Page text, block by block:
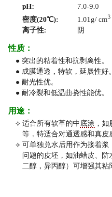
pH:
7.0-9.0
密度(20℃):
1.01g/ cm3
离子性: 阴
性质：
● 突出的粘着性和抗剥离性。
● 成膜通透，特软，延展性好。
● 耐光性优。
● 耐冷裂和低温曲挠性能优。
用途：
⟡ 适合所有软革的中 底涂 ，
等，特适合对通透感和真皮
⟡ 可单独兑水后用作为接着
问题的皮坯，如油蜡皮、
二醇，异丙醇）可增强其粘